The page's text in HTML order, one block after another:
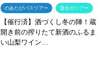
のあたびバスツアー 過去のツアー
【催行済】酒づくし冬の陣！蔵
開き前の搾りたて新酒のふるま
い山梨ワイン…